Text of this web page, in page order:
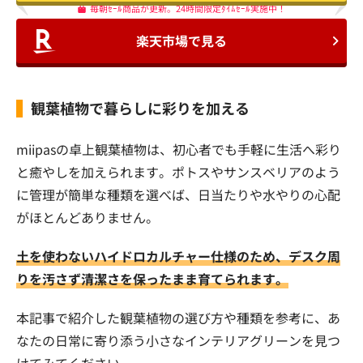
毎朝ｾｰﾙ商品が更新。24時間限定ﾀｲﾑｾｰﾙ実施中！
楽天市場で見る
観葉植物で暮らしに彩りを加える
miipasの卓上観葉植物は、初心者でも手軽に生活へ彩り
と癒やしを加えられます。ポトスやサンスベリアのよう
に管理が簡単な種類を選べば、日当たりや水やりの心配
がほとんどありません。
土を使わないハイドロカルチャー仕様のため、デスク周
りを汚さず清潔さを保ったまま育てられます。
本記事で紹介した観葉植物の選び方や種類を参考に、あ
なたの日常に寄り添う小さなインテリアグリーンを見つ